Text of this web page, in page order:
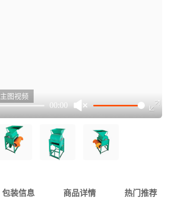
00:00
主图视频
包装信息 商品详情 热门推荐